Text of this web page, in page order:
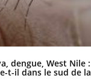
dengue, West Nile :
t-il dans le sud de la